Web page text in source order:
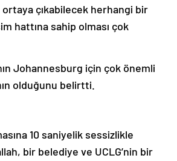
çıkabilecek herhangi bir
hattına sahip olması çok
Johannesburg için çok önemli
olduğunu belirtti.
10 saniyelik sessizlikle
bir belediye ve UCLG’nin bir